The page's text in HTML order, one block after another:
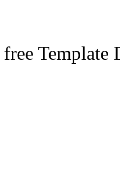
free Template